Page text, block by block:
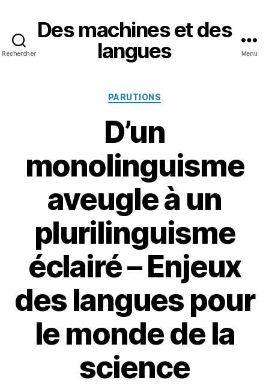
Rechercher
Des machines et des
langues
Menu
Catégories
PARUTIONS
D’un
monolinguisme
aveugle à un
plurilinguisme
éclairé – Enjeux
des langues pour
le monde de la
science